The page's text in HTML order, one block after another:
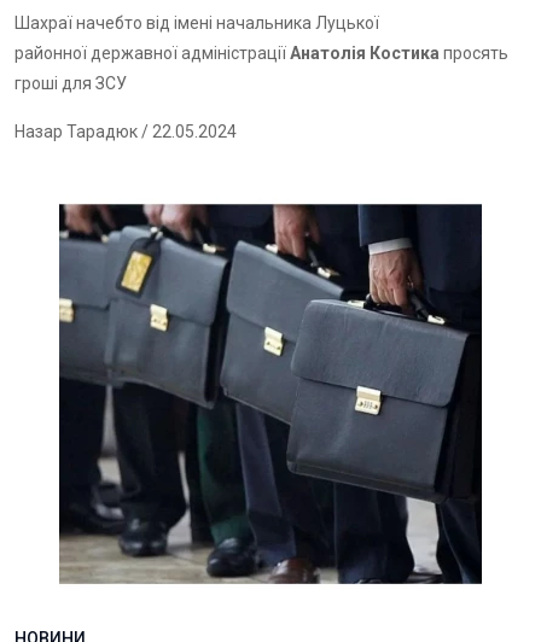
Шахраї начебто від імені начальника Луцької
районної державної адміністраціїАнатолія Костика просять
гроші для ЗСУ
Назар Тарадюк/ 22.05.2024